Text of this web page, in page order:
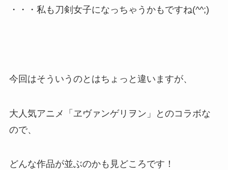
・・・私も刀剣女子になっちゃうかもですね(^^;)
今回はそういうのとはちょっと違いますが、
大人気アニメ「ヱヴァンゲリヲン」とのコラボな
ので、
どんな作品が並ぶのかも見どころです！